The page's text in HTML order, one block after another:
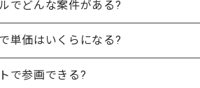
歓迎スキル
・PowerAutomateやPowerAppsおよび
・会計や物流の経験
・輸入商社での作業経験
・SAPの知見
でどんな案件がある?
単価はいくらになる?
で参画できる?